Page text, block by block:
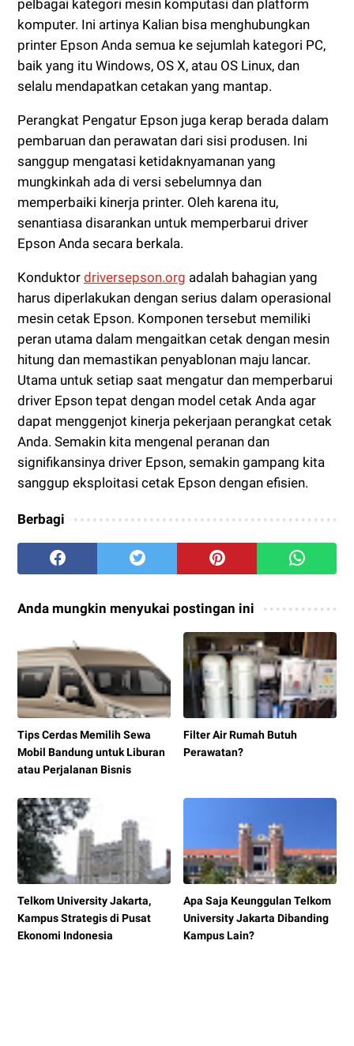
pelbagai kategori mesin komputasi dan platform
komputer. Ini artinya Kalian bisa menghubungkan
printer Epson Anda semua ke sejumlah kategori PC,
baik yang itu Windows, OS X, atau OS Linux, dan
selalu mendapatkan cetakan yang mantap.
Perangkat Pengatur Epson juga kerap berada dalam
pembaruan dan perawatan dari sisi produsen. Ini
sanggup mengatasi ketidaknyamanan yang
mungkinkah ada di versi sebelumnya dan
memperbaiki kinerja printer. Oleh karena itu,
senantiasa disarankan untuk memperbarui driver
Epson Anda secara berkala.
Konduktor driversepson.org adalah bahagian yang
harus diperlakukan dengan serius dalam operasional
mesin cetak Epson. Komponen tersebut memiliki
peran utama dalam mengaitkan cetak dengan mesin
hitung dan memastikan penyablonan maju lancar.
Utama untuk setiap saat mengatur dan memperbarui
driver Epson tepat dengan model cetak Anda agar
dapat menggenjot kinerja pekerjaan perangkat cetak
Anda. Semakin kita mengenal peranan dan
signifikansinya driver Epson, semakin gampang kita
sanggup eksploitasi cetak Epson dengan efisien.
Berbagi
Anda mungkin menyukai postingan ini
Tips Cerdas Memilih Sewa
Mobil Bandung untuk Liburan
atau Perjalanan Bisnis
Filter Air Rumah Butuh
Perawatan?
Telkom University Jakarta,
Kampus Strategis di Pusat
Ekonomi Indonesia
Apa Saja Keunggulan Telkom
University Jakarta Dibanding
Kampus Lain?